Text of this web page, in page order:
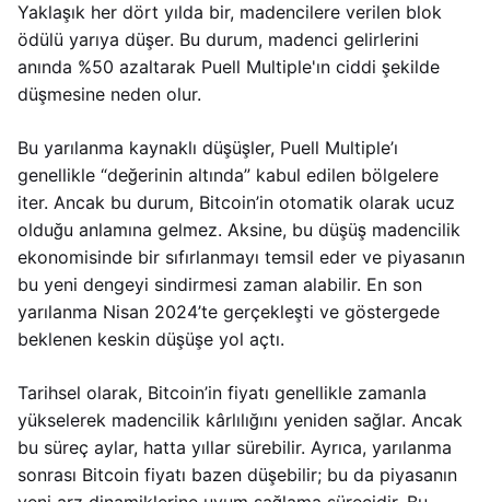
Yaklaşık her dört yılda bir, madencilere verilen blok
ödülü yarıya düşer. Bu durum, madenci gelirlerini
anında %50 azaltarak Puell Multiple'ın ciddi şekilde
düşmesine neden olur.
Bu yarılanma kaynaklı düşüşler, Puell Multiple’ı
genellikle “değerinin altında” kabul edilen bölgelere
iter. Ancak bu durum, Bitcoin’in otomatik olarak ucuz
olduğu anlamına gelmez. Aksine, bu düşüş madencilik
ekonomisinde bir sıfırlanmayı temsil eder ve piyasanın
bu yeni dengeyi sindirmesi zaman alabilir. En son
yarılanma Nisan 2024’te gerçekleşti ve göstergede
beklenen keskin düşüşe yol açtı.
Tarihsel olarak, Bitcoin’in fiyatı genellikle zamanla
yükselerek madencilik kârlılığını yeniden sağlar. Ancak
bu süreç aylar, hatta yıllar sürebilir. Ayrıca, yarılanma
sonrası Bitcoin fiyatı bazen düşebilir; bu da piyasanın